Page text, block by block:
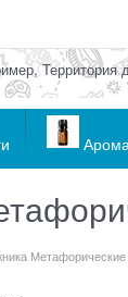
Территория
Метафорические